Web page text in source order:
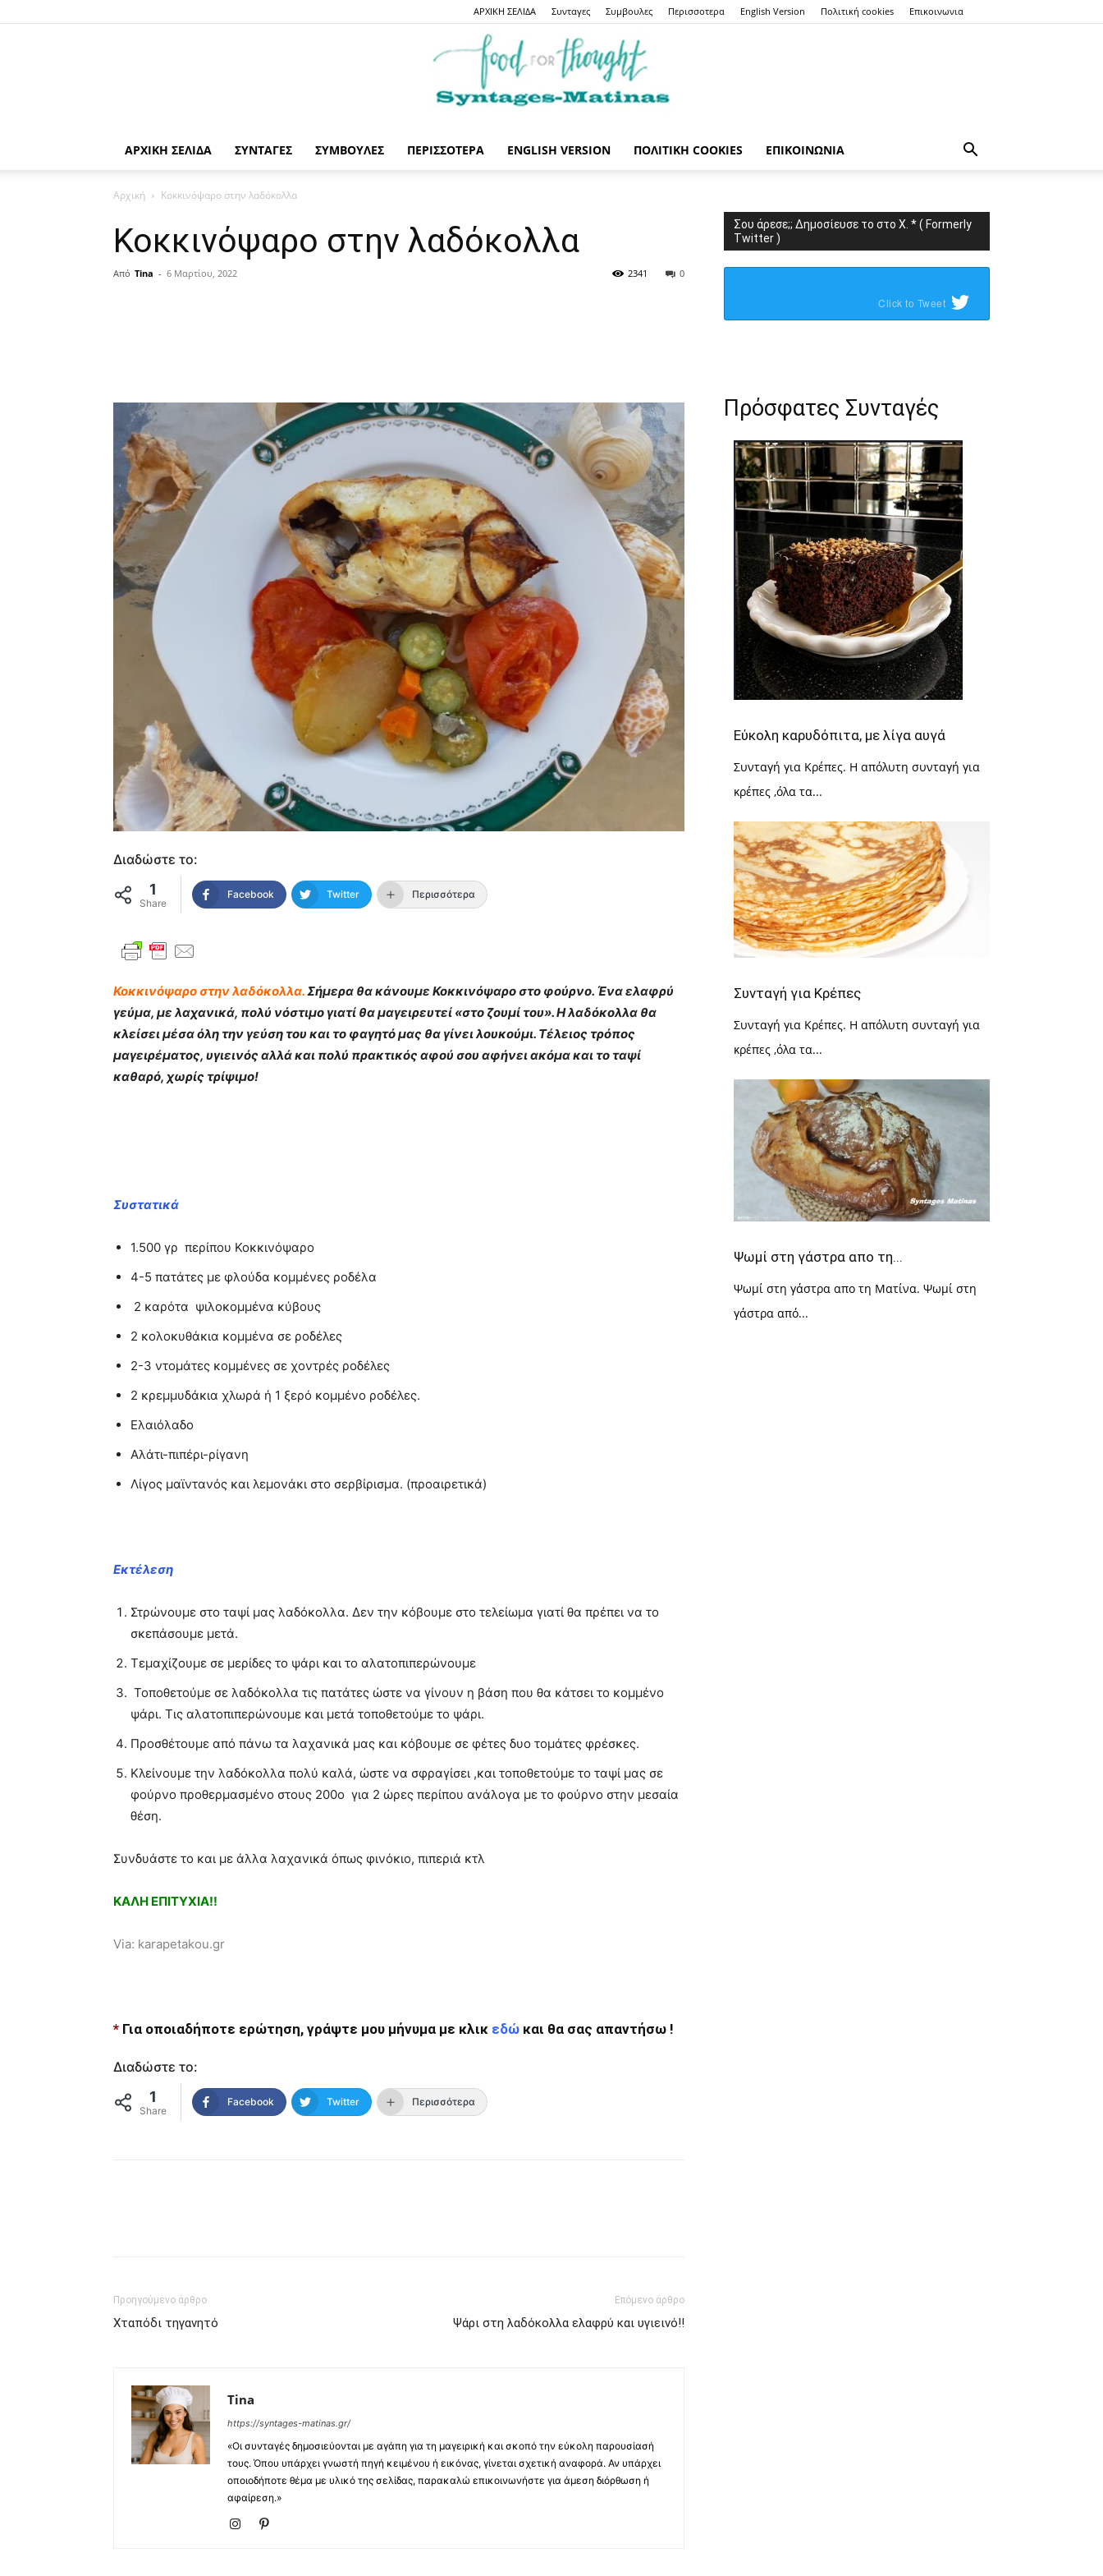
ΑΡΧΙΚΗ ΣΕΛΙΔΑ Συνταγες Συμβουλες Περισσοτερα English Version Πολιτική cookies Επικοινωνια
ΑΡΧΙΚΗ ΣΕΛΙΔΑ ΣΥΝΤΑΓΕΣ ΣΥΜΒΟΥΛΕΣ ΠΕΡΙΣΣΟΤΕΡΑ ENGLISH VERSION ΠΟΛΙΤΙΚΉ COOKIES ΕΠΙΚΟΙΝΩΝΙΑ
Αρχική Κοκκινόψαρο στην λαδόκολλα
Κοκκινόψαρο στην λαδόκολλα
Από Tina - 6 Μαρτίου, 2022 0
2341
Διαδώστε το:
1
Share
Facebook Twitter Περισσότερα
Κοκκινόψαρο στην λαδόκολλα.Σήμερα θα κάνουμε Κοκκινόψαρο στο φούρνο. Ένα ελαφρύ
γεύμα, με λαχανικά, πολύ νόστιμο γιατί θα μαγειρευτεί «στο ζουμί του». Η λαδόκολλα θα
κλείσει μέσα όλη την γεύση του και το φαγητό μας θα γίνει λουκούμι. Τέλειος τρόπος
μαγειρέματος, υγιεινός αλλά και πολύ πρακτικός αφού σου αφήνει ακόμα και το ταψί
καθαρό, χωρίς τρίψιμο!
Συστατικά
1.500 γρ περίπου Κοκκινόψαρο
4-5 πατάτες με φλούδα κομμένες ροδέλα
2 καρότα ψιλοκομμένα κύβους
2 κολοκυθάκια κομμένα σε ροδέλες
2-3 ντομάτες κομμένες σε χοντρές ροδέλες
2 κρεμμυδάκια χλωρά ή 1 ξερό κομμένο ροδέλες.
Ελαιόλαδο
Αλάτι-πιπέρι-ρίγανη
Λίγος μαϊντανός και λεμονάκι στο σερβίρισμα. (προαιρετικά)
Εκτέλεση
Στρώνουμε στο ταψί μας λαδόκολλα. Δεν την κόβουμε στο τελείωμα γιατί θα πρέπει να το
σκεπάσουμε μετά.
Τεμαχίζουμε σε μερίδες το ψάρι και το αλατοπιπερώνουμε
Τοποθετούμε σε λαδόκολλα τις πατάτες ώστε να γίνουν η βάση που θα κάτσει το κομμένο
ψάρι. Τις αλατοπιπερώνουμε και μετά τοποθετούμε το ψάρι.
Προσθέτουμε από πάνω τα λαχανικά μας και κόβουμε σε φέτες δυο τομάτες φρέσκες.
Κλείνουμε την λαδόκολλα πολύ καλά, ώστε να σφραγίσει ,και τοποθετούμε το ταψί μας σε
φούρνο προθερμασμένο στους 200ο για 2 ώρες περίπου ανάλογα με το φούρνο στην μεσαία
θέση.
Συνδυάστε το και με άλλα λαχανικά όπως φινόκιο, πιπεριά κτλ
ΚΑΛΗ ΕΠΙΤΥΧΙΑ!!
Via: karapetakou.gr
* Για οποιαδήποτε ερώτηση, γράψτε μου μήνυμα με κλικ εδώ και θα σας απαντήσω !
Διαδώστε το:
1
Share
Facebook Twitter Περισσότερα
Προηγούμενο άρθρο
Χταπόδι τηγανητό
Επόμενο άρθρο
Ψάρι στη λαδόκολλα ελαφρύ και υγιεινό!!
Tina
https://syntages-matinas.gr/
«Οι συνταγές δημοσιεύονται με αγάπη για τη μαγειρική και σκοπό την εύκολη παρουσίασή
τους. Όπου υπάρχει γνωστή πηγή κειμένου ή εικόνας, γίνεται σχετική αναφορά. Αν υπάρχει
οποιοδήποτε θέμα με υλικό της σελίδας, παρακαλώ επικοινωνήστε για άμεση διόρθωση ή
αφαίρεση.»
Σου άρεσε;; Δημοσίευσε το στο X. * ( Formerly
Twitter )
Click to Tweet
Πρόσφατες Συνταγές
Εύκολη καρυδόπιτα, με λίγα αυγά
Συνταγή για Κρέπες. Η απόλυτη συνταγή για
κρέπες ,όλα τα...
Συνταγή για Κρέπες
Συνταγή για Κρέπες. Η απόλυτη συνταγή για
κρέπες ,όλα τα...
Ψωμί στη γάστρα απο τη...
Ψωμί στη γάστρα απο τη Ματίνα. Ψωμί στη
γάστρα από...